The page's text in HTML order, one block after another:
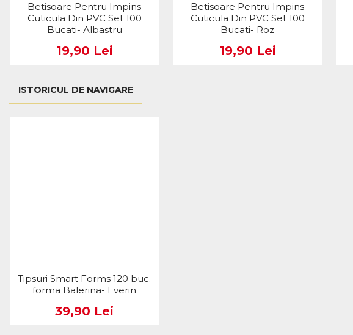
Betisoare Pentru Impins
Cuticula Din PVC Set 100
Bucati- Albastru
19,90 Lei
Betisoare Pentru Impins
Cuticula Din PVC Set 100
Bucati- Roz
19,90 Lei
ISTORICUL DE NAVIGARE
Tipsuri Smart Forms 120 buc.
forma Balerina- Everin
39,90 Lei